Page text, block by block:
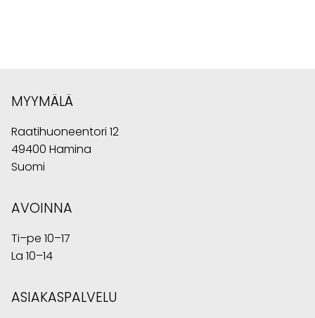
MYYMÄLÄ
Raatihuoneentori 12
49400 Hamina
Suomi
AVOINNA
Ti–pe 10–17
La 10–14
ASIAKASPALVELU